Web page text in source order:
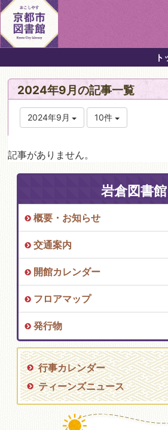
ト
2024年9月の記事一覧
2024年9月 10件
記事がありません。
岩倉図書館
概要・お知らせ
交通案内
開館カレンダー
フロアマップ
発行物
行事カレンダー
ティーンズニュース